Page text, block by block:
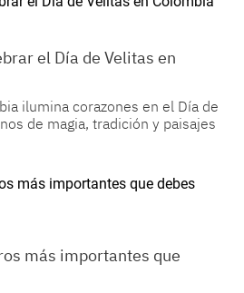
el Día de Velitas en
ilumina corazones en el Día de
de magia, tradición y paisajes
más importantes que